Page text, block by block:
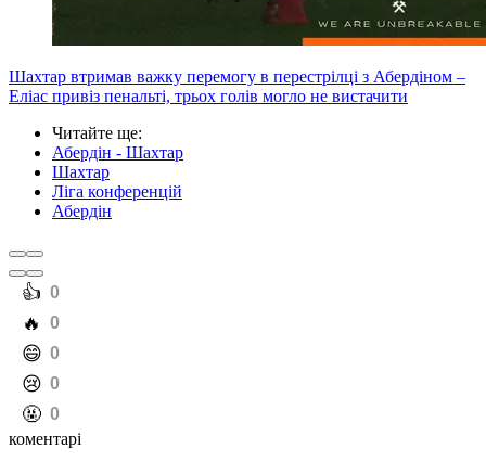
Шахтар втримав важку перемогу в перестрілці з Абердіном –
Еліас привіз пенальті, трьох голів могло не вистачити
Читайте ще:
Абердін - Шахтар
Шахтар
Ліга конференцій
Абердін
️👍 0
️🔥 0
️😄 0
️😢 0
️🤬 0
коментарі